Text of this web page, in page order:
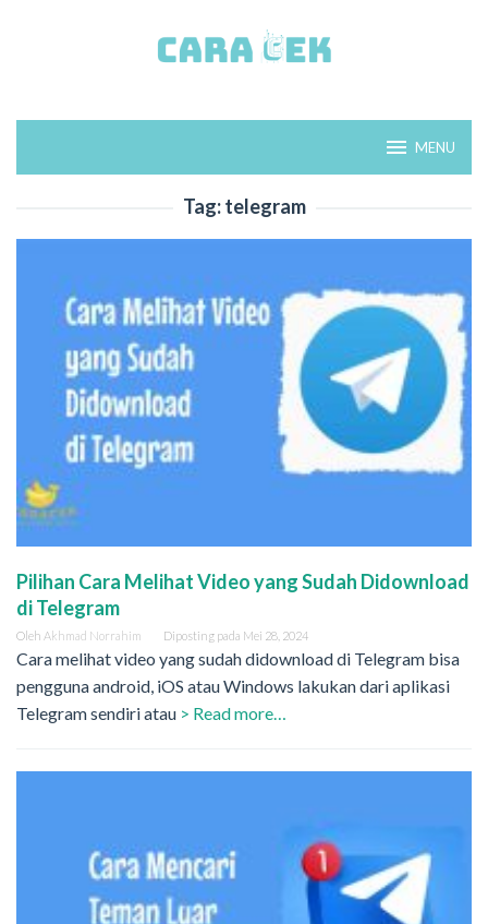
MENU
Tag:telegram
Pilihan Cara Melihat Video yang Sudah Didownload
di Telegram
Oleh Akhmad Norrahim Diposting pada Mei 28, 2024
Cara melihat video yang sudah didownload di Telegram bisa
pengguna android, iOS atau Windows lakukan dari aplikasi
Telegram sendiri atau > Read more…